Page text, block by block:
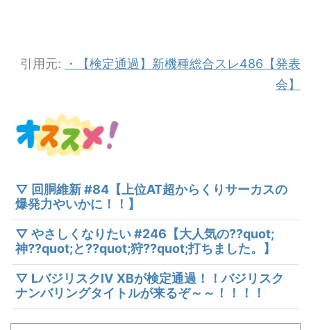
引用元:
・【検定通過】新機種総合スレ486【発表
会】
▽ 回胴維新 #84【上位AT超からくりサーカスの
爆発力やいかに！！】
▽ やさしくなりたい #246【大人気の??quot;
神??quot;と??quot;狩??quot;打ちました。】
▽ LバジリスクⅣ XBが検定通過！！バジリスク
ナンバリングタイトルが来るぞ～～！！！！